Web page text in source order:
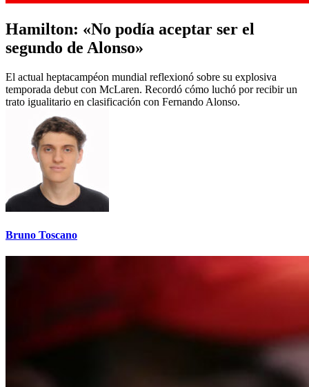
Hamilton: «No podía aceptar ser el
segundo de Alonso»
El actual heptacampéon mundial reflexionó sobre su explosiva
temporada debut con McLaren. Recordó cómo luchó por recibir un
trato igualitario en clasificación con Fernando Alonso.
Bruno Toscano